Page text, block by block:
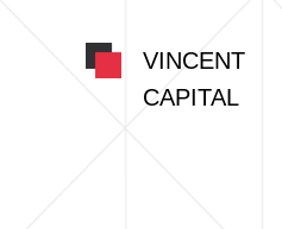
VINCENT
CAPITAL